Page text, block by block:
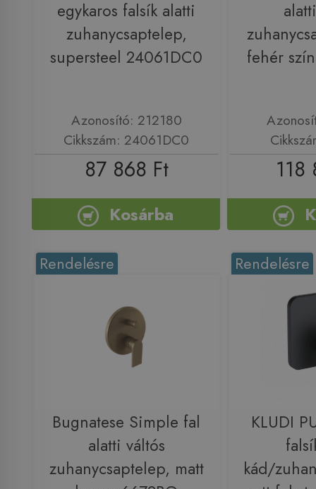
egykaros falsík alatti
zuhanycsaptelep,
supersteel 24061DC0
Azonosító: 212180
Cikkszám: 24061DC0
87 868 Ft
Kosárba
fehér
118
Rendelésre
Bugnatese Simple fal
alatti váltós
zuhanycsaptelep, matt
Rendelésre
KLUDI
kád/